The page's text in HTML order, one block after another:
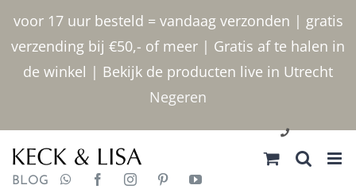
voor 17 uur besteld = vandaag verzonden | gratis
verzending bij €50,- of meer | Gratis af te halen in
de winkel | Bekijk de producten live in Utrecht
Negeren
inhoud
030 2400000
BLOG